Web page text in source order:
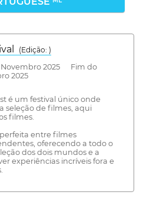
(Edição: )
Novembro 2025 Fim do
2025
é um festival único onde
seleção de filmes, aqui
filmes.
entre filmes
oferecendo a todo o
dos dois mundos e a
experiências incríveis fora e